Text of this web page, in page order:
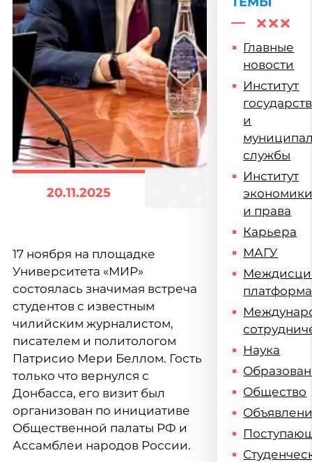
20.11.2025
17 ноября на площадке
Университета «МИР»
состоялась значимая встреча
студентов с известным
чилийским журналистом,
писателем и политологом
Патрисио Мери Беллом. Гость
только что вернулся с
Донбасса, его визит был
организован по инициативе
Общественной палаты РФ и
Ассамблеи народов России.
Главные
новости
Институт
и
службы
Институт
и права
Карьера
МАГУ
платформа
Наука
Общество